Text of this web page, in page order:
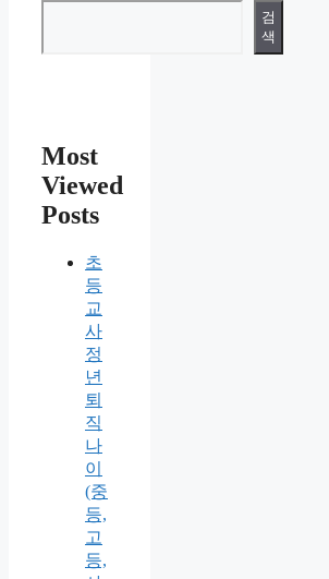
검
색
Most
Viewed
Posts
초
등
교
사
정
년
퇴
직
나
이
(중
등,
고
등,